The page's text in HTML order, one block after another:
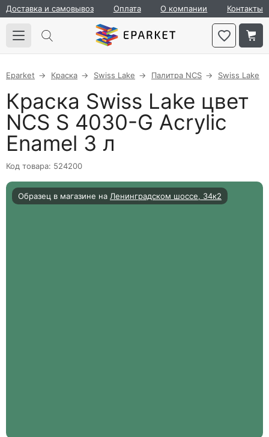
Доставка и самовывоз Оплата О компании Контакты
Eparket Краска Swiss Lake Палитра NCS Swiss Lake
Краска Swiss Lake цвет
NCS S 4030-G Acrylic
Enamel 3 л
Код товара: 524200
Образец в магазине на Ленинградском шоссе, 34к2